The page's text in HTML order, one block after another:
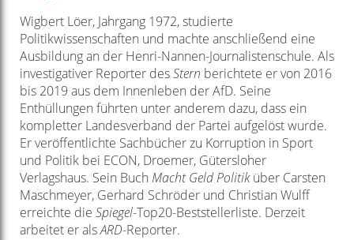
Wigbert Löer, Jahrgang 1972, studierte
Politikwissenschaften und machte anschließend eine
Ausbildung an der Henri-Nannen-Journalistenschule. Als
investigativer Reporter desStern berichtete er von 2016
bis 2019 aus dem Innenleben der AfD. Seine
Enthüllungen führten unter anderem dazu, dass ein
kompletter Landesverband der Partei aufgelöst wurde.
Er veröffentlichte Sachbücher zu Korruption in Sport
und Politik bei ECON, Droemer, Gütersloher
Verlagshaus. Sein Buch Macht Geld Politiküber Carsten
Maschmeyer, Gerhard Schröder und Christian Wulff
erreichte die Spiegel-Top20-Beststellerliste. Derzeit
arbeitet er alsARD-Reporter.